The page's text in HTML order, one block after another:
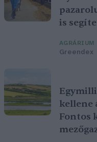
is
AGRÁRIUM
Greendex
kellene
Fontos